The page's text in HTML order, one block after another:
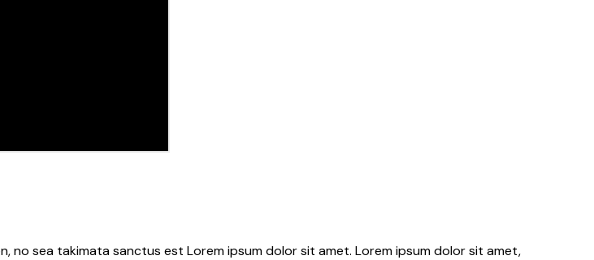
sea takimata sanctus est Lorem ipsum dolor sit amet. Lorem ipsum dolor sit amet,